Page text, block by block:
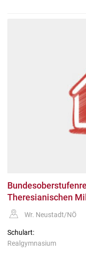
Theresianischen
Wr. Neustadt/NÖ
Schulart:
Realgymnasium